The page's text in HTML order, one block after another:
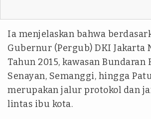
Ia menjelaskan bahwa
Gubernur (Pergub) DKI Jakarta
Tahun 2015, kawasan Bundaran
Senayan, Semanggi, hingga
merupakan jalur protokol dan
lintas ibu kota.